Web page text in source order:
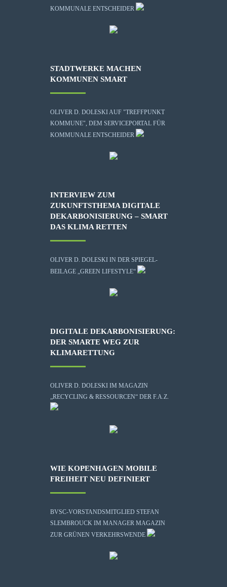
KOMMUNALE ENTSCHEIDER
STADTWERKE MACHEN
KOMMUNEN SMART
OLIVER D. DOLESKI AUF "TREFFPUNKT
KOMMUNE", DEM SERVICEPORTAL FÜR
KOMMUNALE ENTSCHEIDER
INTERVIEW ZUM
ZUKUNFTSTHEMA DIGITALE
DEKARBONISIERUNG – SMART
DAS KLIMA RETTEN
OLIVER D. DOLESKI IN DER SPIEGEL-
BEILAGE „GREEN LIFESTYLE“
DIGITALE DEKARBONISIERUNG:
DER SMARTE WEG ZUR
KLIMARETTUNG
OLIVER D. DOLESKI IM MAGAZIN
„RECYCLING & RESSOURCEN“ DER F.A.Z.
WIE KOPENHAGEN MOBILE
FREIHEIT NEU DEFINIERT
BVSC-VORSTANDSMITGLIED STEFAN
SLEMBROUCK IM MANAGER MAGAZIN
ZUR GRÜNEN VERKEHRSWENDE